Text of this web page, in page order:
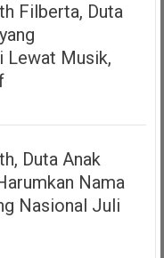
Filberta, Duta
Lewat Musik,
Duta Anak
Nama
Nasional Juli